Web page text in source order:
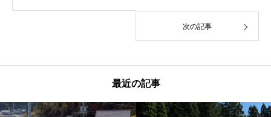
次の記事
最近の記事